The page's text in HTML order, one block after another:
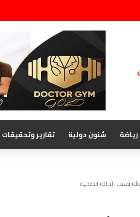
رياضة شئون دولية تقارير وتحقيقات
بسبب الحاله الصحيه